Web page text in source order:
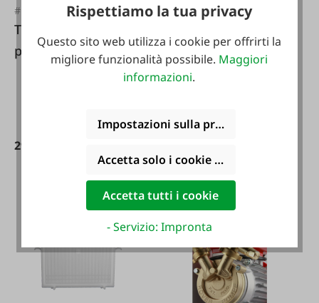
#FA71034
TECLA Filtro aria
per Vac 13
29,95 €*
#FA119206
Toria Rubinetto di
scarico 2 pezzi.
13,99 €*
Rispettiamo la tua privacy
Questo sito web utilizza i cookie per offrirti la
migliore funzionalità possibile. Maggiori
informazioni.
Impostazioni sulla privacy
Accetta solo i cookie funzionali
Accetta tutti i cookie
- Servizio: Impronta